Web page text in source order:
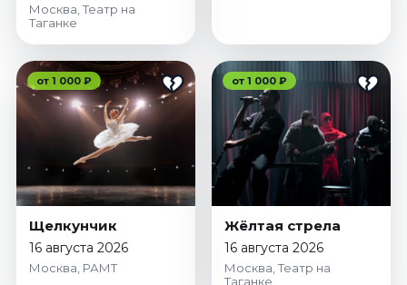
Москва, Театр на
Таганке
от 1 000 ₽
Щелкунчик
16 августа 2026
Москва, РАМТ
от 1 000 ₽
Жёлтая стрела
16 августа 2026
Москва, Театр на
Таганке